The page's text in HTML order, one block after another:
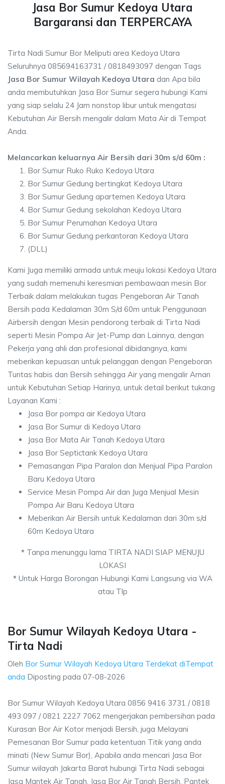
Jasa Bor Sumur Kedoya Utara
Bargaransi dan TERPERCAYA
Tirta Nadi Sumur Bor Meliputi area Kedoya Utara
Seluruhnya 085694163731 / 0818493097 dengan Tags
Jasa Bor Sumur Wilayah Kedoya Utara dan Apa bila
anda membutuhkan Jasa Bor Sumur segera hubungi Kami
yang siap selalu 24 Jam nonstop libur untuk mengatasi
Kebutuhan Air Bersih mengalir dalam Mata Air di Tempat
Anda.
Melancarkan keluarnya Air Bersih dari 30m s/d 60m :
Bor Sumur Ruko Ruko Kedoya Utara
Bor Sumur Gedung bertingkat Kedoya Utara
Bor Sumur Gedung apartemen Kedoya Utara
Bor Sumur Gedung sekolahan Kedoya Utara
Bor Sumur Perumahan Kedoya Utara
Bor Sumur Gedung perkantoran Kedoya Utara
(DLL)
Kami Juga memiliki armada untuk meuju lokasi Kedoya Utara
yang sudah memenuhi keresmian pembawaan mesin Bor
Terbaik dalam melakukan tugas Pengeboran Air Tanah
Bersih pada Kedalaman 30m S/d 60m untuk Penggunaan
Airbersih dengan Mesin pendorong terbaik di Tirta Nadi
seperti Mesin Pompa Air Jet-Pump dan Lainnya, dengan
Pekerja yang ahli dan profesional dibidangnya, kami
meberikan kepuasan untuk pelanggan dengan Pengeboran
Tuntas habis dan Bersih sehingga Air yang mengalir Aman
untuk Kebutuhan Setiap Harinya, untuk detail berikut tukang
Layanan Kami :
Jasa Bor pompa air Kedoya Utara
Jasa Bor Sumur di Kedoya Utara
Jasa Bor Mata Air Tanah Kedoya Utara
Jasa Bor Septictank Kedoya Utara
Pemasangan Pipa Paralon dan Menjual Pipa Paralon
Baru Kedoya Utara
Service Mesin Pompa Air dan Juga Menjual Mesin
Pompa Air Baru Kedoya Utara
Meberikan Air Bersih untuk Kedalaman dari 30m s/d
60m Kedoya Utara
*Tanpa menunggu lama TIRTA NADI SIAP MENUJU
LOKASI
*Untuk Harga Borongan Hubungi Kami Langsung via WA
atau Tlp
Bor Sumur Wilayah Kedoya Utara -
Tirta Nadi
Oleh Bor Sumur Wilayah Kedoya Utara Terdekat diTempat
anda Diposting pada 07-08-2026
Bor Sumur Wilayah Kedoya Utara 0856 9416 3731 / 0818
493 097 / 0821 2227 7062 mengerjakan pembersihan pada
Kurasan Bor Air Kotor menjadi Bersih, juga Melayani
Pemesanan Bor Sumur pada ketentuan Titik yang anda
minati (New Sumur Bor), Apabila anda mencari Jasa Bor
Sumur wilayah Jakarta Barat hubungi Tirta Nadi sebagai
Jasa Mantek Air Tanah, Jasa Bor Air Tanah Bersih, Pantek